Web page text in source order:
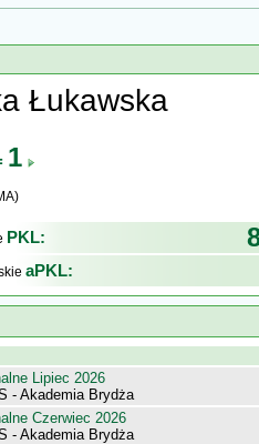
Łukawska
1
PKL:
aPKL:
Lipiec 2026
- Akademia Brydża
Czerwiec 2026
- Akademia Brydża